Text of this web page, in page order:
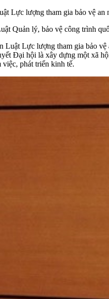
Lực lượng tham gia bảo vệ
Quản lý, bảo vệ công trình
Luật Lực lượng tham gia bảo vệ
Đại hội là xây dựng một xã
phát triển kinh tế.